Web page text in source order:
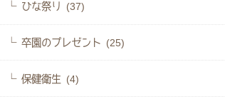
ひな祭り (37)
卒園のプレゼント (25)
保健衛生 (4)